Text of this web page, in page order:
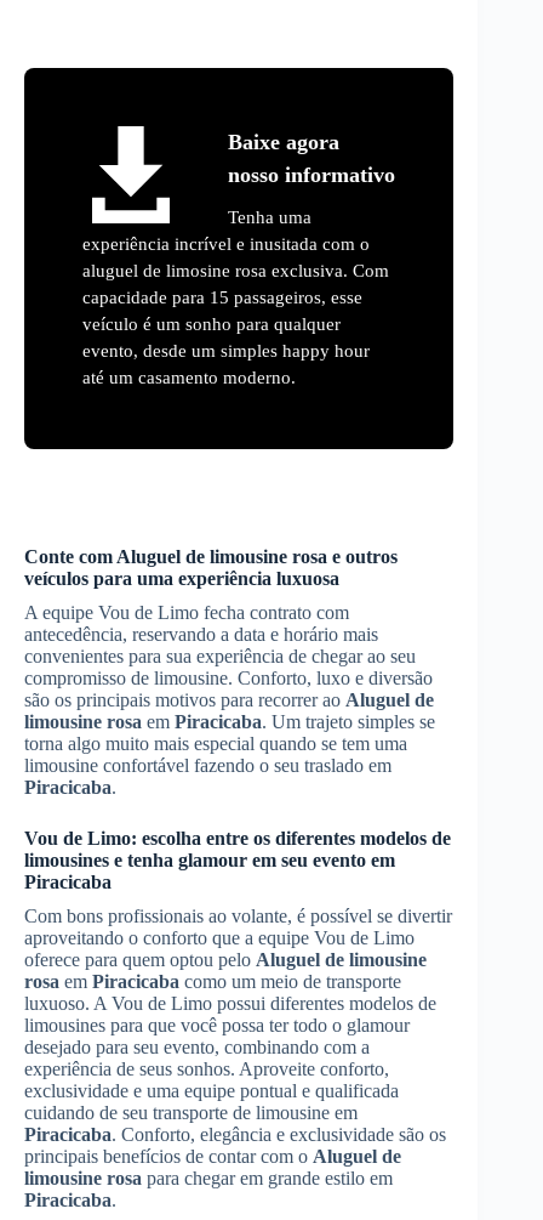
Baixe agora
nosso informativo
Tenha uma
experiência incrível e inusitada com o
aluguel de limosine rosa exclusiva. Com
capacidade para 15 passageiros, esse
veículo é um sonho para qualquer
evento, desde um simples happy hour
até um casamento moderno.
Conte com Aluguel de limousine rosa e outros
veículos para uma experiência luxuosa
A equipe Vou de Limo fecha contrato com
antecedência, reservando a data e horário mais
convenientes para sua experiência de chegar ao seu
compromisso de limousine. Conforto, luxo e diversão
são os principais motivos para recorrer ao Aluguel de
limousine rosa em Piracicaba. Um trajeto simples se
torna algo muito mais especial quando se tem uma
limousine confortável fazendo o seu traslado em
Piracicaba.
Vou de Limo: escolha entre os diferentes modelos de
limousines e tenha glamour em seu evento em
Piracicaba
Com bons profissionais ao volante, é possível se divertir
aproveitando o conforto que a equipe Vou de Limo
oferece para quem optou pelo Aluguel de limousine
rosa em Piracicaba como um meio de transporte
luxuoso. A Vou de Limo possui diferentes modelos de
limousines para que você possa ter todo o glamour
desejado para seu evento, combinando com a
experiência de seus sonhos. Aproveite conforto,
exclusividade e uma equipe pontual e qualificada
cuidando de seu transporte de limousine em
Piracicaba. Conforto, elegância e exclusividade são os
principais benefícios de contar com o Aluguel de
limousine rosa para chegar em grande estilo em
Piracicaba.